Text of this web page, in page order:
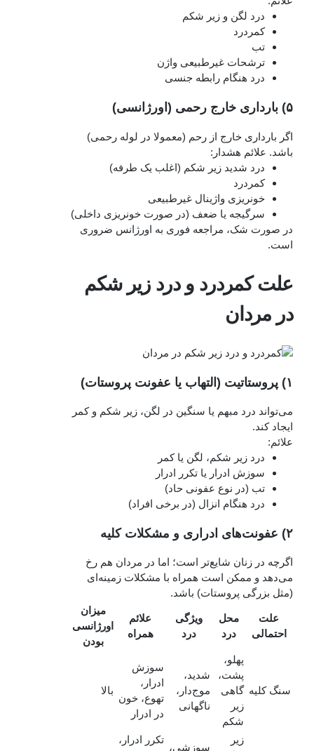
درد لگن و زیر شکم
کمردرد
تب
ترشحات غیرطبیعی واژن
درد هنگام رابطه جنسی
۵) بارداری خارج رحمی (اورژانسی)
اگر بارداری خارج از رحم (معمولا در لوله رحمی)
باشد. علائم هشدار:
درد شدید زیر شکم (اغلب یک‌ طرفه)
کمردرد
خونریزی واژینال غیرطبیعی
سرگیجه یا ضعف (در صورت خونریزی داخلی)
در صورت شک، مراجعه فوری به اورژانس ضروری
است.
علت کمردرد و درد زیر شکم
در مردان
۱) پروستاتیت (التهاب یا عفونت پروستات)
می‌تواند درد مبهم یا سنگین در لگن، زیر شکم و کمر
ایجاد کند.
علائم:
درد زیر شکم، لگن یا کمر
سوزش ادرار یا تکرر ادرار
تب (در نوع عفونی حاد)
درد هنگام انزال (در برخی افراد)
۲) عفونت‌های ادراری و مشکلات کلیه
اگرچه در زنان شایع‌تر است؛ اما در مردان هم رخ
می‌دهد و ممکن است همراه با مشکلات زمینه‌ای
(مثل بزرگی پروستات) باشد.
علت
احتمالی
محل
درد
ویژگی
درد
علائم
همراه
میزان
اورژانسی
بودن
سنگ کلیه
پهلو،
پشت،
گاهی
زیر
شکم
شدید،
موج‌دار،
ناگهانی
سوزش
ادرار،
تهوع، خون
در ادرار
بالا
زیر
سوزشی،
تکرر ادرار،